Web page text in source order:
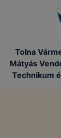
Tolna
Mátyás
Technikum